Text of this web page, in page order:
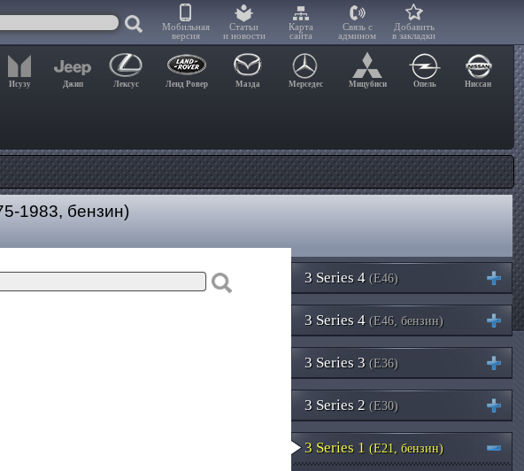
Мобильная
версия
Статьи
и новости
Карта
сайта
Связь с
админом
Добавить
в закладки
Исузу Джип Лексус Ленд Ровер Мазда Мерседес Мицубиси Опель Ниссан
1983, бензин)
3 Series 4 (E46)
3 Series 4 (E46, бензин)
3 Series 3 (E36)
3 Series 2 (E30)
3 Series 1 (E21, бензин)